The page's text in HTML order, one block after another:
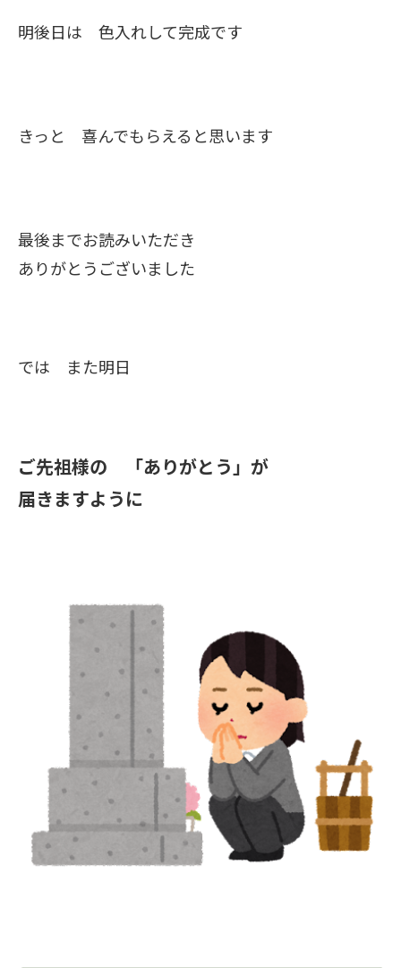
明後日は 色入れして完成です
きっと 喜んでもらえると思います
最後までお読みいただき
ありがとうございました
では また明日
ご先祖様の 「ありがとう」が
届きますように